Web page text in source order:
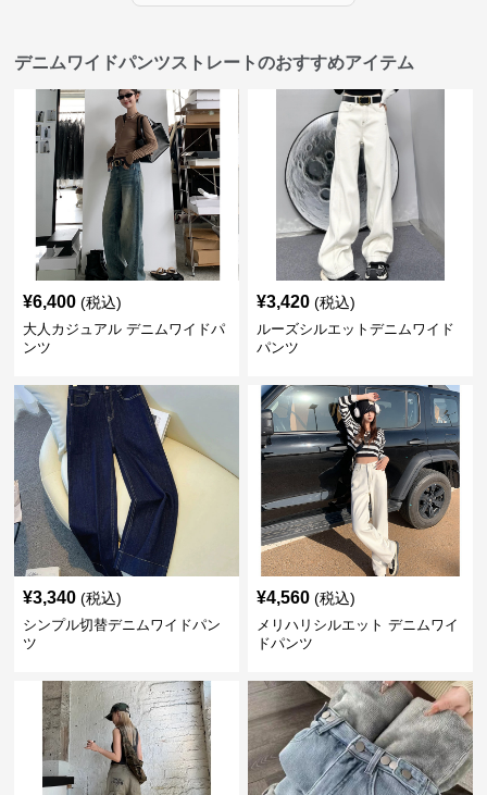
デニムワイドパンツストレートのおすすめアイテム
¥6,400 (税込)
大人カジュアル デニムワイドパ
ンツ
¥3,420 (税込)
ルーズシルエットデニムワイド
パンツ
¥3,340 (税込)
シンプル切替デニムワイドパン
ツ
¥4,560 (税込)
メリハリシルエット デニムワイ
ドパンツ